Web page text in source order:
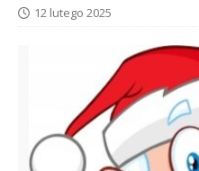
12 lutego 2025